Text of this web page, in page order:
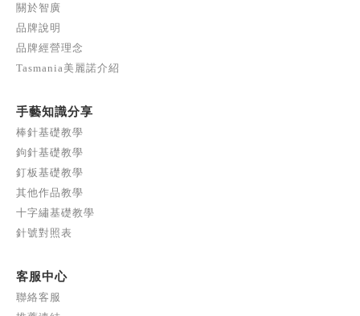
關於智廣
品牌說明
品牌經營理念
Tasmania美麗諾介紹
手藝知識分享
棒針基礎教學
鉤針基礎教學
釘板基礎教學
其他作品教學
十字繡基礎教學
針號對照表
客服中心
聯絡客服